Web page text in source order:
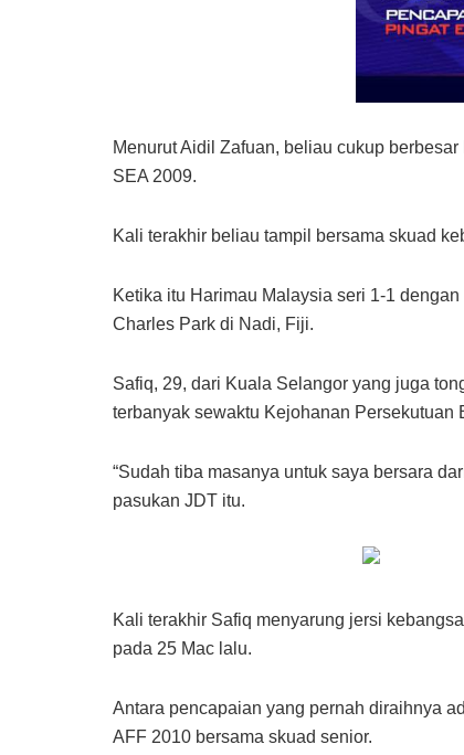
Menurut Aidil Zafuan, beliau cukup
SEA 2009.
Kali terakhir beliau tampil bersama skuad
Ketika itu Harimau Malaysia seri 1-1
Charles Park di Nadi, Fiji.
Safiq, 29, dari Kuala Selangor yang juga
terbanyak sewaktu Kejohanan
“Sudah tiba masanya untuk saya bersara
pasukan JDT itu.
Kali terakhir Safiq menyarung jersi
pada 25 Mac lalu.
Antara pencapaian yang pernah diraihnya
AFF 2010 bersama skuad senior.